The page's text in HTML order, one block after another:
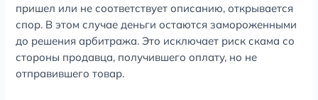
пришел или не соответствует описанию, открывается
спор. В этом случае деньги остаются замороженными
до решения арбитража. Это исключает риск скама со
стороны продавца, получившего оплату, но не
отправившего товар.